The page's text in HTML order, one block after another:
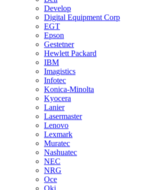
Develop
Digital Equipment Corp
EGT
Epson
Gestetner
Hewlett Packard
IBM
Imagistics
Infotec
Konica-Minolta
Kyocera
Lanier
Lasermaster
Lenovo
Lexmark
Muratec
Nashuatec
NEC
NRG
Oce
Oki